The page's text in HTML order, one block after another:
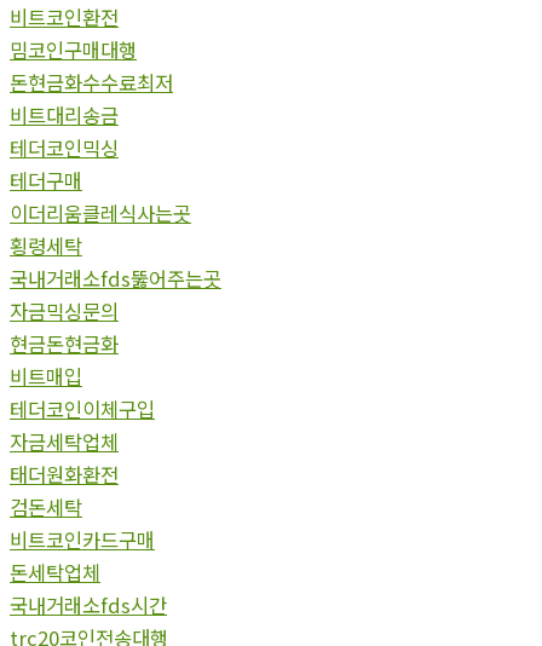
비트코인환전
밈코인구매대행
돈현금화수수료최저
비트대리송금
테더코인믹싱
테더구매
이더리움클레식사는곳
횡령세탁
국내거래소fds뚫어주는곳
자금믹싱문의
현금돈현금화
비트매입
테더코인이체구입
자금세탁업체
태더원화환전
검돈세탁
비트코인카드구매
돈세탁업체
국내거래소fds시간
trc20코인전송대행